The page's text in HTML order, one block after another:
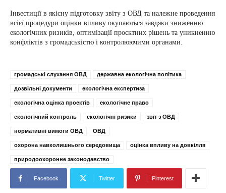
Інвестиції в якісну підготовку звіту з ОВД та належне проведення
всієї процедури оцінки впливу окупаються завдяки зниженню
екологічних ризиків, оптимізації проєктних рішень та уникненню
конфліктів з громадськістю і контролюючими органами.
громадські слухання ОВД державна екологічна політика
дозвільні документи екологічна експертиза
екологічна оцінка проектів екологічне право
екологічний контроль екологічні ризики звіт з ОВД
нормативні вимоги ОВД ОВД
охорона навколишнього середовища оцінка впливу на довкілля
природоохоронне законодавство
Facebook Twitter Pinterest